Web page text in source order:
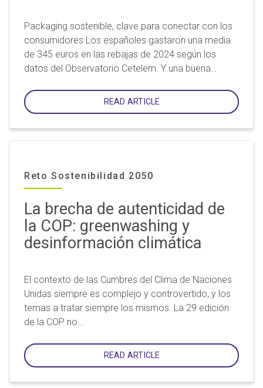
Packaging sostenible, clave para conectar con los
consumidores Los españoles gastaron una media
de 345 euros en las rebajas de 2024 según los
datos del Observatorio Cetelem. Y una buena…
READ ARTICLE
Reto Sostenibilidad 2050
La brecha de autenticidad de
la COP: greenwashing y
desinformación climática
El contexto de las Cumbres del Clima de Naciones
Unidas siempre es complejo y controvertido, y los
temas a tratar siempre los mismos. La 29 edición
de la COP no…
READ ARTICLE